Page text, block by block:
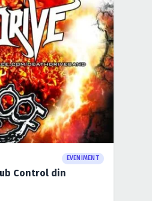
EVENIMENT
Control din